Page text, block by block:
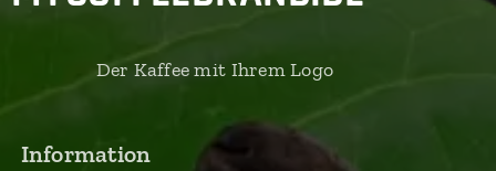
Der Kaffee mit Ihrem Logo
Information